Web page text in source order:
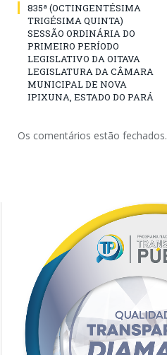
835ª (OCTINGENTÉSIMA
TRIGÉSIMA QUINTA)
SESSÃO ORDINÁRIA DO
PRIMEIRO PERÍODO
LEGISLATIVO DA OITAVA
LEGISLATURA DA CÂMARA
MUNICIPAL DE NOVA
IPIXUNA, ESTADO DO PARÁ
Os comentários estão fechados.